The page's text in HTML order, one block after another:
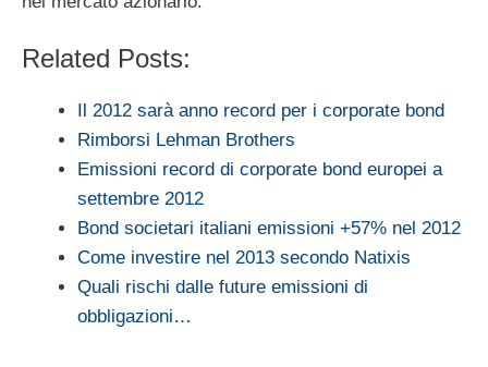
Related Posts:
Il 2012 sarà anno record per i corporate bond
Rimborsi Lehman Brothers
Emissioni record di corporate bond europei a
settembre 2012
Bond societari italiani emissioni +57% nel 2012
Come investire nel 2013 secondo Natixis
Quali rischi dalle future emissioni di
obbligazioni…